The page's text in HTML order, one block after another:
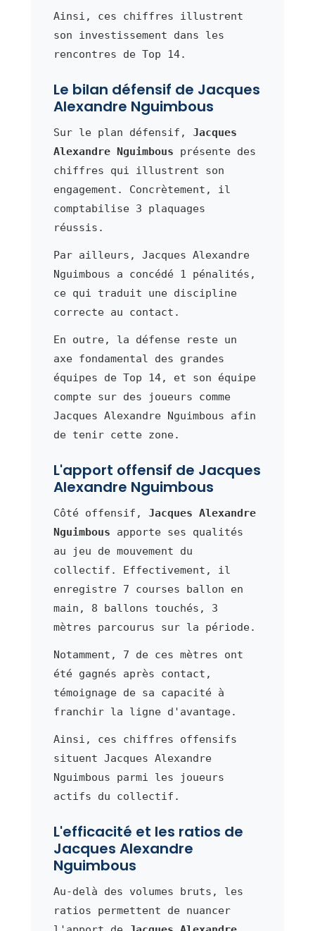
Ainsi, ces chiffres illustrent
son investissement dans les
rencontres de Top 14.
Le bilan défensif de Jacques
Alexandre Nguimbous
Sur le plan défensif, Jacques
Alexandre Nguimbous présente des
chiffres qui illustrent son
engagement. Concrètement, il
comptabilise 3 plaquages
réussis.
Par ailleurs, Jacques Alexandre
Nguimbous a concédé 1 pénalités,
ce qui traduit une discipline
correcte au contact.
En outre, la défense reste un
axe fondamental des grandes
équipes de Top 14, et son équipe
compte sur des joueurs comme
Jacques Alexandre Nguimbous afin
de tenir cette zone.
L'apport offensif de Jacques
Alexandre Nguimbous
Côté offensif, Jacques Alexandre
Nguimbous apporte ses qualités
au jeu de mouvement du
collectif. Effectivement, il
enregistre 7 courses ballon en
main, 8 ballons touchés, 3
mètres parcourus sur la période.
Notamment, 7 de ces mètres ont
été gagnés après contact,
témoignage de sa capacité à
franchir la ligne d'avantage.
Ainsi, ces chiffres offensifs
situent Jacques Alexandre
Nguimbous parmi les joueurs
actifs du collectif.
L'efficacité et les ratios de
Jacques Alexandre
Nguimbous
Au-delà des volumes bruts, les
ratios permettent de nuancer